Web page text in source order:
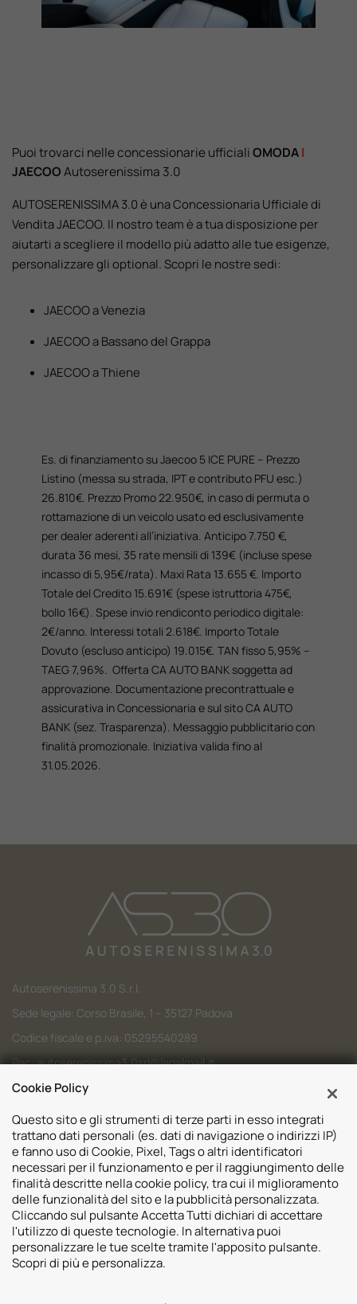
Puoi trovarci nelle concessionarie ufficialiOMODAI
JAECOOAutoserenissima 3.0
AUTOSERENISSIMA 3.0 è una Concessionaria Ufficiale di
Vendita JAECOO. Il nostro team è a tua disposizione per
aiutarti a scegliere il modello più adatto alle tue esigenze,
personalizzare gli optional. Scopri le nostre sedi:
JAECOO a Venezia
JAECOO a Bassano del Grappa
JAECOO a Thiene
Es. di finanziamento su Jaecoo 5 ICE PURE – Prezzo
Listino (messa su strada, IPT e contributo PFU esc.)
26.810€. Prezzo Promo 22.950€, in caso di permuta o
rottamazione di un veicolo usato ed esclusivamente
per dealer aderenti all’iniziativa. Anticipo 7.750 €,
durata 36 mesi, 35 rate mensili di 139€ (incluse spese
incasso di 5,95€/rata). Maxi Rata 13.655 €. Importo
Totale del Credito 15.691€ (spese istruttoria 475€,
bollo 16€). Spese invio rendiconto periodico digitale:
2€/anno. Interessi totali 2.618€. Importo Totale
Dovuto (escluso anticipo) 19.015€. TAN fisso 5,95% –
TAEG 7,96%. Offerta CA AUTO BANK soggetta ad
approvazione. Documentazione precontrattuale e
assicurativa in Concessionaria e sul sito CA AUTO
BANK (sez. Trasparenza). Messaggio pubblicitario con
finalità promozionale. Iniziativa valida fino al
31.05.2026.
Autoserenissima 3.0 S.r.l.
Sede legale: Corso Brasile, 1 – 35127 Padova
Codice fiscale e p.iva: 05295540289
Pec:autoserenissima3.0srl@legalmail.it
Codice SDI: M5UXCR1
Sedi
Volvo Padova
Volvo Venezia
Usato Padova
Mazda Padova
Risorse
Valuta il tuo Usato
Contatti
Promozioni
Cookie Policy
Questo sito e gli strumenti di terze parti in esso integrati
trattano dati personali (es. dati di navigazione o indirizzi IP)
e fanno uso di Cookie, Pixel, Tags o altri identificatori
necessari per il funzionamento e per il raggiungimento delle
finalità descritte nella cookie policy, tra cui il miglioramento
delle funzionalità del sito e la pubblicità personalizzata.
Cliccando sul pulsante Accetta Tutti dichiari di accettare
l'utilizzo di queste tecnologie. In alternativa puoi
personalizzare le tue scelte tramite l'apposito pulsante.
Scopri di più e personalizza.